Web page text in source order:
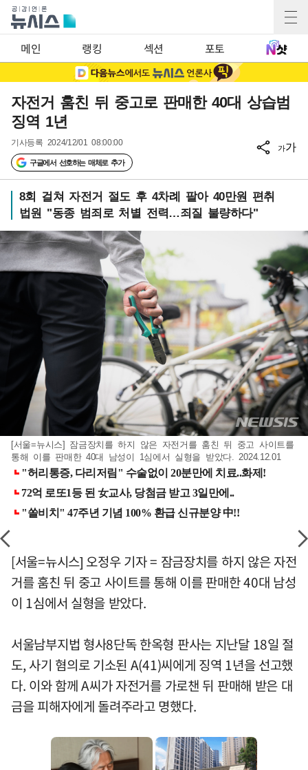
메인 랭킹 섹션 포토
자전거 훔친 뒤 중고로 판매한 40대 상습범
징역 1년
기사등록 2024/12/01 08:00:00
구글에서 선호하는 매체로 추가
가가
8회 걸쳐 자전거 절도 후 4차례 팔아 40만원 편취
법원 "동종 범죄로 처별 전력…죄질 불량하다"
[서울=뉴시스] 잠금장치를 하지 않은 자전거를 훔친 뒤 중고 사이트를
통해 이를 판매한 40대 남성이 1심에서 실형을 받았다. 2024.12.01
[서울=뉴시스] 오정우 기자 = 잠금장치를 하지 않은 자전
거를 훔친 뒤 중고 사이트를 통해 이를 판매한 40대 남성
이 1심에서 실형을 받았다.
서울남부지법 형사8단독 한옥형 판사는 지난달 18일 절
도, 사기 혐의로 기소된 A(41)씨에게 징역 1년을 선고했
다. 이와 함께 A씨가 자전거를 가로챈 뒤 판매해 받은 대
금을 피해자에게 돌려주라고 명했다.